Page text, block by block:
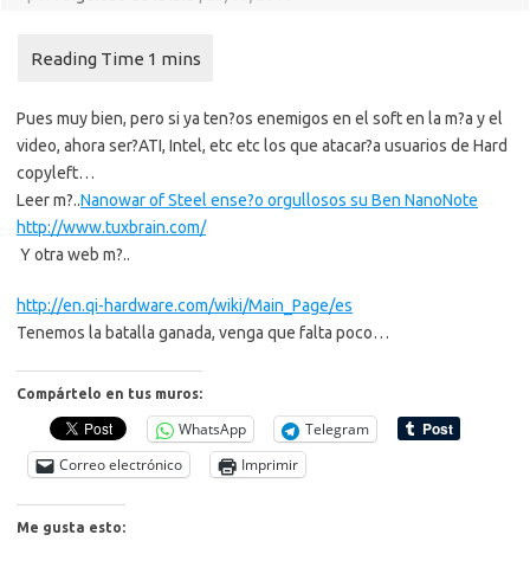
Pues muy bien, pero si ya ten?os enemigos en el soft en la m?a y el
video, ahora ser?ATI, Intel, etc etc los que atacar?a usuarios de Hard
copyleft…
Leer m?..Nanowar of Steel ense?o orgullosos su Ben NanoNote
http://www.tuxbrain.com/
Y otra web m?..
http://en.qi-hardware.com/wiki/Main_Page/es
Tenemos la batalla ganada, venga que falta poco…
Compártelo en tus muros:
WhatsApp
Telegram
Correo electrónico
Imprimir
Me gusta esto: